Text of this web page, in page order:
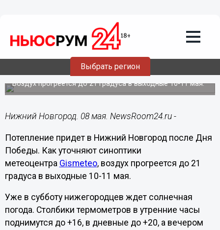
Выбрать регион
08.05.201408:50
Потепление придет в Нижний
Новгород после Дня Победы
Воздух прогреется до 21 градуса в выходные 10-11 мая.
Нижний Новгород. 08 мая. NewsRoom24.ru -
Потепление придет в Нижний Новгород после Дня
Победы. Как уточняют синоптики
метеоцентра Gismeteo, воздух прогреется до 21
градуса в выходные 10-11 мая.
Уже в субботу нижегородцев ждет солнечная
погода. Столбики термометров в утренние часы
поднимутся до +16, в дневные до +20, а вечером